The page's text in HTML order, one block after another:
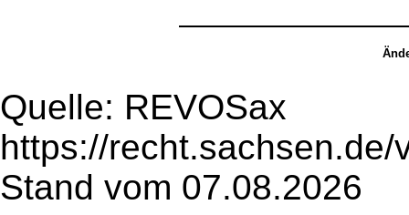
Quelle: REVOSax
https://
Stand vom 07.08.2026